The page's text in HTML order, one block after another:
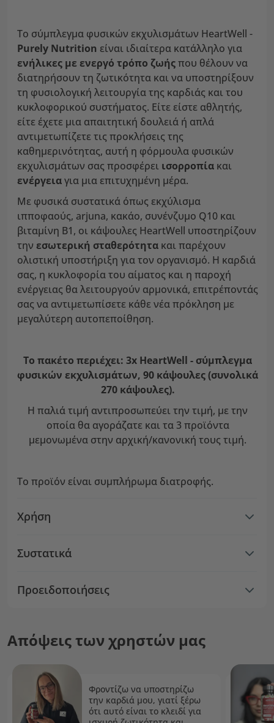
Το σύμπλεγμα φυσικών εκχυλισμάτων HeartWell -
Purely Nutrition είναι ιδιαίτερα κατάλληλο για
ενήλικες με ενεργό τρόπο ζωήςπου θέλουν να
διατηρήσουν τη ζωτικότητα και να υποστηρίξουν
τη φυσιολογική λειτουργία της καρδιάς και του
κυκλοφορικού συστήματος. Είτε είστε αθλητής,
είτε έχετε μια απαιτητική δουλειά ή απλά
αντιμετωπίζετε τις προκλήσεις της
καθημερινότητας, αυτή η φόρμουλα φυσικών
εκχυλισμάτων σας προσφέρει ισορροπία και
ενέργειαγια μια επιτυχημένη μέρα.
Με φυσικά συστατικά όπως εκχύλισμα
ιπποφαούς, arjuna, κακάο, συνένζυμο Q10 και
βιταμίνη Β1, οι κάψουλες HeartWell υποστηρίζουν
την εσωτερική σταθερότητα και παρέχουν
ολιστική υποστήριξη για τον οργανισμό. Η καρδιά
σας, η κυκλοφορία του αίματος και η παροχή
ενέργειας θα λειτουργούν αρμονικά, επιτρέποντάς
σας να αντιμετωπίσετε κάθε νέα πρόκληση με
μεγαλύτερη αυτοπεποίθηση.
Το πακέτο περιέχει: 3x HeartWell - σύμπλεγμα
φυσικών εκχυλισμάτων, 90 κάψουλες (συνολικά
270 κάψουλες).
Η παλιά τιμή αντιπροσωπεύει την τιμή, με την
οποία θα αγοράζατε και τα 3 προϊόντα
μεμονωμένα στην αρχική/κανονική τους τιμή.
Το προϊόν είναι συμπλήρωμα διατροφής.
Χρήση
Συστατικά
Προειδοποιήσεις
Απόψεις των χρηστών μας
Φροντίζω να υποστηρίζω
την καρδιά μου, γιατί ξέρω
ότι αυτό είναι το κλειδί για